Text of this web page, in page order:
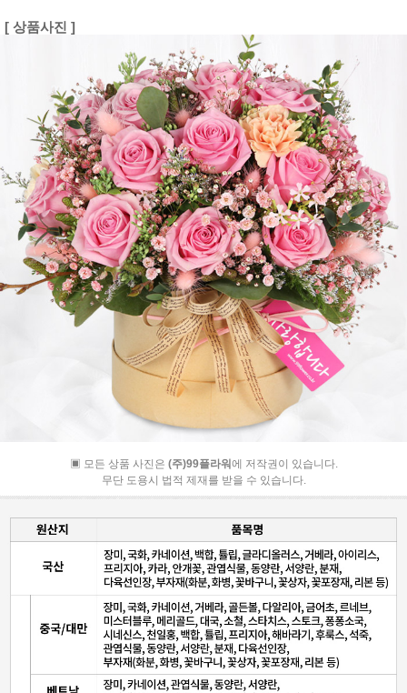
[ 상품사진 ]
▣ 모든 상품 사진은 (주)99플라워에 저작권이 있습니다.
무단 도용시 법적 제재를 받을 수 있습니다.